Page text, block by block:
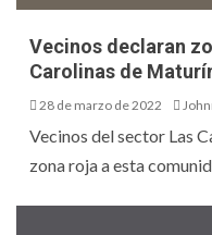
Vecinos declaran
Carolinas de
28 de marzo de 2022
Vecinos del sector Las
zona roja a esta